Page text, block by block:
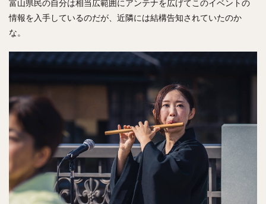
富山県民の自分は相当広範囲にアンテナを広げてこのイベントの
情報を入手しているのだが、近隣には結構告知されていたのか
な。